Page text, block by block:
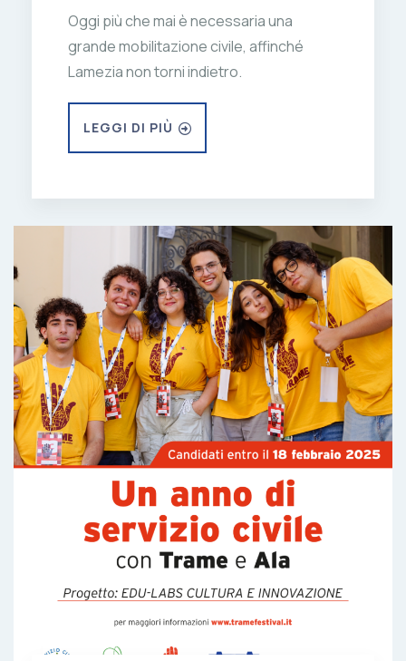
Oggi più che mai è necessaria una
grande mobilitazione civile, affinché
Lamezia non torni indietro.
LEGGI DI PIÙ